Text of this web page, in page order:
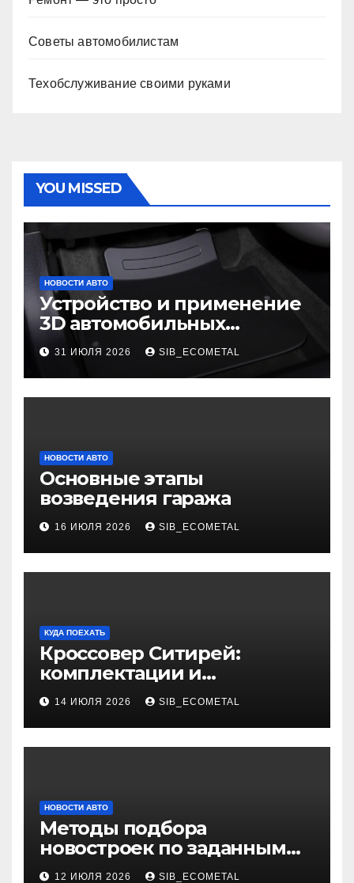
Советы автомобилистам
Техобслуживание своими руками
YOU MISSED
НОВОСТИ АВТО
Устройство и применение
3D автомобильных
ковриков
31 ИЮЛЯ 2026 SIB_ECOMETAL
НОВОСТИ АВТО
Основные этапы
возведения гаража
16 ИЮЛЯ 2026 SIB_ECOMETAL
КУДА ПОЕХАТЬ
Кроссовер Ситирей:
комплектации и
характеристики
14 ИЮЛЯ 2026 SIB_ECOMETAL
НОВОСТИ АВТО
Методы подбора
новостроек по заданным
критериям
12 ИЮЛЯ 2026 SIB_ECOMETAL